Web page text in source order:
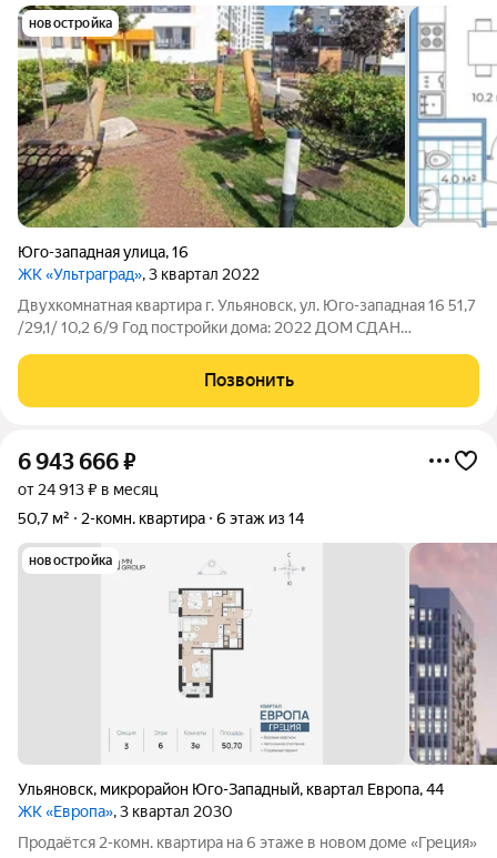
новостройка
Юго-западная улица,16
ЖК «Ультраград», 3 квартал 2022
Двухкомнатная квартира г. Ульяновск, ул. Юго-западная 16 51,7
/29,1/ 10,2 6/9 Год постройки дома: 2022 ДОМ СДАН
Азбука быта Застройщик: Железно Лифт: Грузовой Горячее
водоснабжение, отопление:
Позвонить
6 943 666₽
от 24 913 ₽ в месяц
50,7 м²
2-комн. квартира 6 этаж из 14
новостройка
Ульяновск, микрорайон Юго-Западный, квартал Европа,44
ЖК «Европа», 3 квартал 2030
Продаётся 2-комн. квартира на 6 этаже в новом доме «Греция»